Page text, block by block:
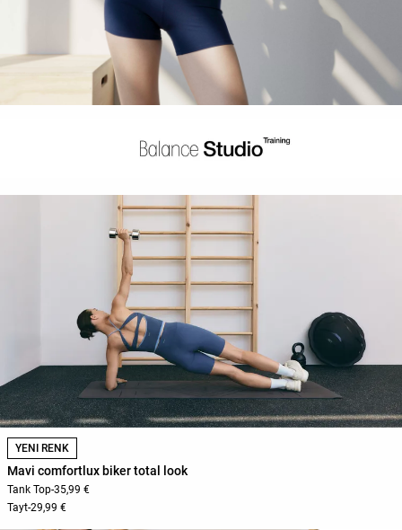
YENİ RENK
Mavi comfortlux biker total look
Tank Top-35,99 €
Tayt-29,99 €